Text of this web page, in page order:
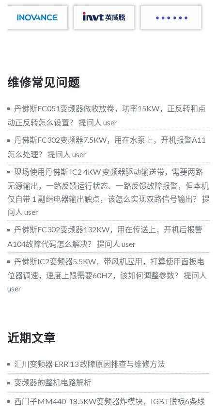
维修常见问题
丹佛斯FC051变频器做收放卷，功率15KW，正反转和点
动正反转怎么设置？ 提问人 user
丹佛斯FC302变频器7.5KW，用在水泵上，开机报警A11
怎么处理？ 提问人 user
现场使用丹佛斯 IC2 4KW 变频器驱动输送带，需要两路
无源输出，一路反馈运行状态、一路反馈故障报警，但本机
仅自带 1 副继电器输出触点，该怎么实现双路信号输出？ 提
问人 user
丹佛斯FC302变频器132KW，用在传送上，开机后报警
A104故障代码怎么解决？ 提问人 user
丹佛斯IC2变频器5.5KW，带风机应用，打算使用面板电
位器调速，速度上限需要60HZ，该如何调整参数？ 提问人
user
近期文章
汇川变频器 ERR 13 故障原因排查与维修方法
变频器的整机电路解析
西门子MM440-18.5KW变频器炸模块，IGBT脱板6条线